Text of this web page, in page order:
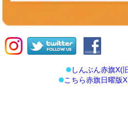
しんぶん赤旗X(
こちら赤旗日曜版